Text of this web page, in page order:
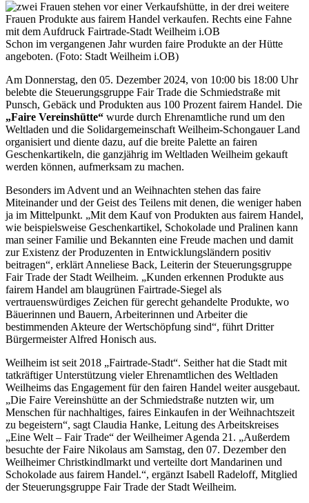
Schon im vergangenen Jahr wurden faire Produkte an der Hütte
angeboten. (Foto: Stadt Weilheim i.OB)
Am Donnerstag, den 05. Dezember 2024, von 10:00 bis 18:00 Uhr
belebte die Steuerungsgruppe Fair Trade die Schmiedstraße mit
Punsch, Gebäck und Produkten aus 100 Prozent fairem Handel. Die
„Faire Vereinshütte“ wurde durch Ehrenamtliche rund um den
Weltladen und die Solidargemeinschaft Weilheim-Schongauer Land
organisiert und diente dazu, auf die breite Palette an fairen
Geschenkartikeln, die ganzjährig im Weltladen Weilheim gekauft
werden können, aufmerksam zu machen.
Besonders im Advent und an Weihnachten stehen das faire
Miteinander und der Geist des Teilens mit denen, die weniger haben
ja im Mittelpunkt. „Mit dem Kauf von Produkten aus fairem Handel,
wie beispielsweise Geschenkartikel, Schokolade und Pralinen kann
man seiner Familie und Bekannten eine Freude machen und damit
zur Existenz der Produzenten in Entwicklungsländern positiv
beitragen“, erklärt Anneliese Back, Leiterin der Steuerungsgruppe
Fair Trade der Stadt Weilheim. „Kunden erkennen Produkte aus
fairem Handel am blaugrünen Fairtrade-Siegel als
vertrauenswürdiges Zeichen für gerecht gehandelte Produkte, wo
Bäuerinnen und Bauern, Arbeiterinnen und Arbeiter die
bestimmenden Akteure der Wertschöpfung sind“, führt Dritter
Bürgermeister Alfred Honisch aus.
Weilheim ist seit 2018 „Fairtrade-Stadt“. Seither hat die Stadt mit
tatkräftiger Unterstützung vieler Ehrenamtlichen des Weltladen
Weilheims das Engagement für den fairen Handel weiter ausgebaut.
„Die Faire Vereinshütte an der Schmiedstraße nutzten wir, um
Menschen für nachhaltiges, faires Einkaufen in der Weihnachtszeit
zu begeistern“, sagt Claudia Hanke, Leitung des Arbeitskreises
„Eine Welt – Fair Trade“ der Weilheimer Agenda 21. „Außerdem
besuchte derFaire Nikolaus am Samstag, den 07. Dezember den
Weilheimer Christkindlmarkt und verteilte dort Mandarinen und
Schokolade aus fairem Handel.“, ergänzt Isabell Radeloff, Mitglied
der Steuerungsgruppe Fair Trade der Stadt Weilheim.